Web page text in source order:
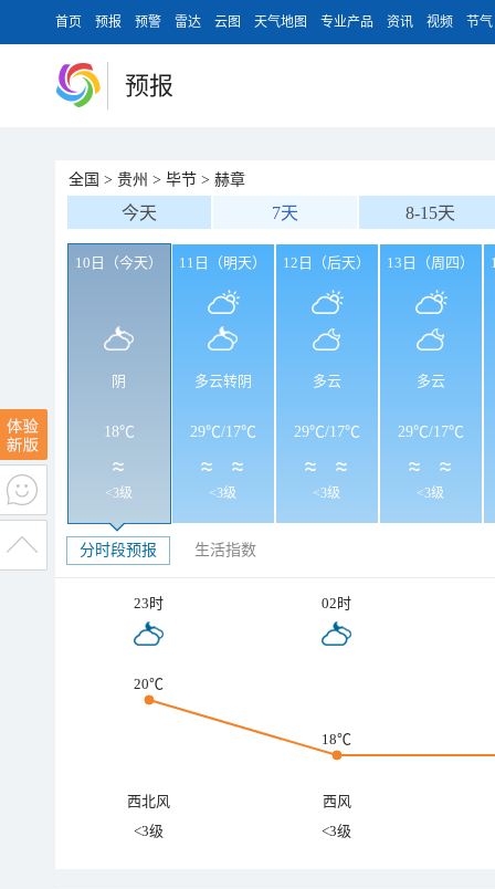
首页 预报 预警 雷达 云图 天气地图 专业产品 资讯 视频 节气
预报
全国 > 贵州 > 毕节 > 赫章
今天 7天 8-15天
10日（今天）
阴
18℃
<3级
11日（明天）
多云转阴
29℃/17℃
<3级
12日（后天）
多云
29℃/17℃
<3级
13日（周四）
多云
29℃/17℃
<3级
分时段预报 生活指数
23时 02时
20℃
18℃
西北风
西风
<3级
<3级